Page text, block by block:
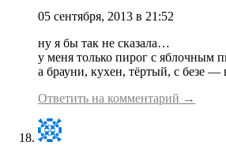
05 сентября, 2013 в 21:52
ну я бы так не сказала…
у меня только пирог с яблочным
а брауни, кухен, тёртый, с безе
Ответить на комментарий →